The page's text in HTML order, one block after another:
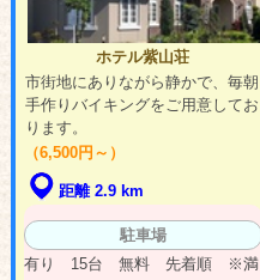
ホテル紫山荘
市街地にありながら静かで、毎朝
手作りバイキングをご用意してお
ります。
（6,500円～）
距離 2.9 km
駐車場
有り 15台 無料 先着順 ※満